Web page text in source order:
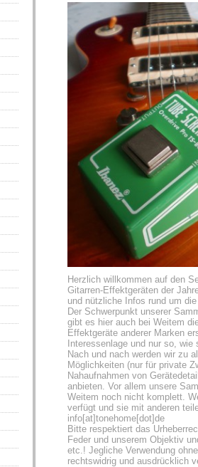
Herzlich willkommen auf den
Gitarren-Effektgeräten der
und nützliche Infos rund um
Der Schwerpunkt unserer
gibt es hier auch bei Weitem
Effektgeräte anderer Marken
Interessenlage und nur so,
Nach und nach werden wir zu
Möglichkeiten (nur für private
Nahaufnahmen von
anbieten. Vor allem unsere
Weitem noch nicht komplett.
verfügt und sie mit anderen
info[at]tonehome[dot]de
Bitte respektiert das
Feder und unserem Objektiv
etc.! Jegliche Verwendung
rechtswidrig und ausdrücklich